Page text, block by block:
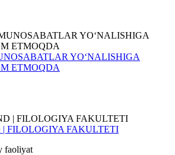
YO‘NALISHIGA
ETMOQDA
FILOLOGIYA FAKULTETI
faoliyat